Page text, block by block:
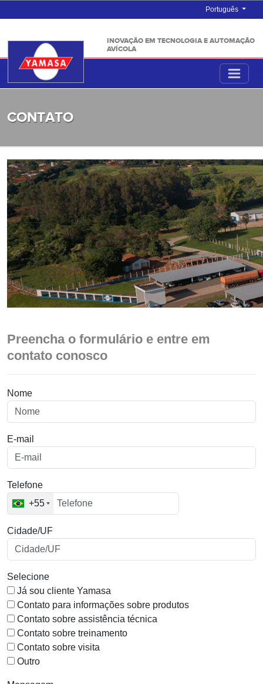
Português
INOVAÇÃO EM TECNOLOGIA E AUTOMAÇÃO
AVÍCOLA
CONTATO
Preencha o formulário e entre em
contato conosco
Nome
E-mail
Telefone
+55
Cidade/UF
Selecione
Já sou cliente Yamasa
Contato para informações sobre produtos
Contato sobre assistência técnica
Contato sobre treinamento
Contato sobre visita
Outro